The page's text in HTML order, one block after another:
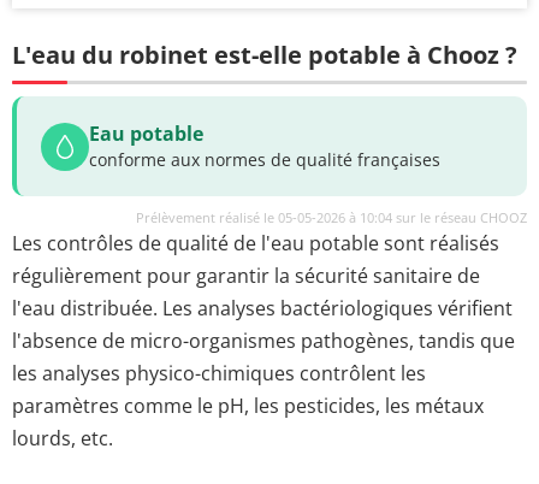
L'eau du robinet est-elle potable à Chooz ?
Eau potable
conforme aux normes de qualité françaises
Prélèvement réalisé le 05-05-2026 à 10:04 sur le réseau CHOOZ
Les contrôles de qualité de l'eau potable sont réalisés
régulièrement pour garantir la sécurité sanitaire de
l'eau distribuée. Les analyses bactériologiques vérifient
l'absence de micro-organismes pathogènes, tandis que
les analyses physico-chimiques contrôlent les
paramètres comme le pH, les pesticides, les métaux
lourds, etc.